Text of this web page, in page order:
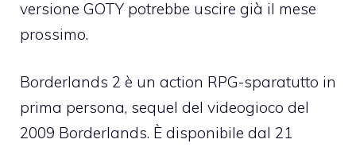
versione GOTY potrebbe uscire già il mese
prossimo.
Borderlands 2 è un action RPG-sparatutto in
prima persona, sequel del videogioco del
2009 Borderlands. È disponibile dal 21